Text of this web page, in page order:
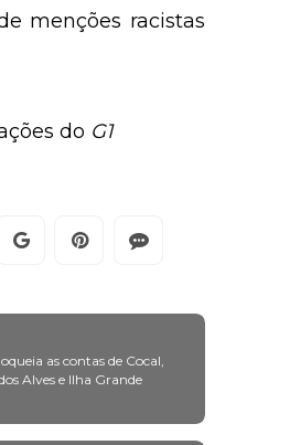
menções racistas
do G1
as contas de Cocal,
Alves e Ilha Grande